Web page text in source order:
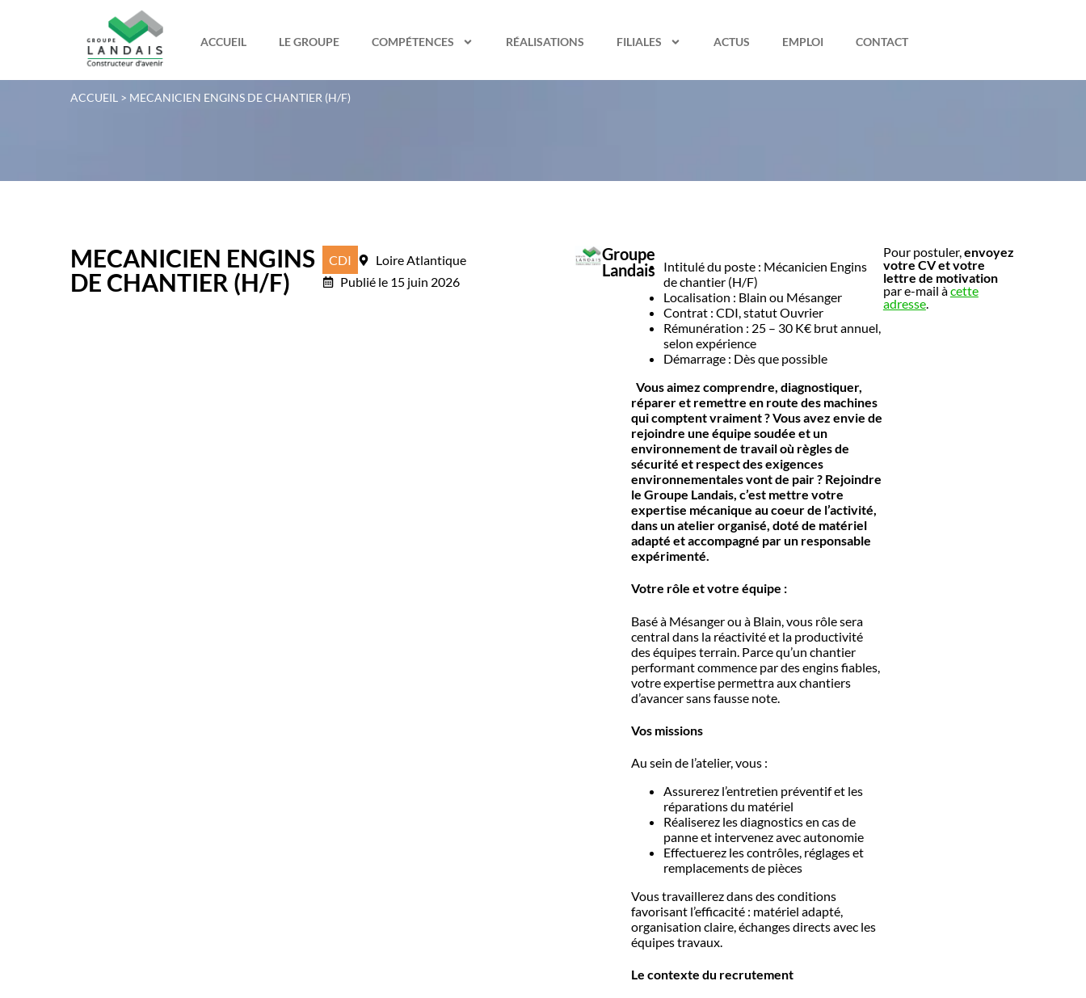
ACCUEIL LE GROUPE COMPÉTENCES RÉALISATIONS FILIALES ACTUS EMPLOI CONTACT
ACCUEIL > MECANICIEN ENGINS DE CHANTIER (H/F)
MECANICIEN ENGINS
DE CHANTIER (H/F)
CDI
Loire Atlantique
Publié le 15 juin 2026
Groupe
Landais
Intitulé du poste : Mécanicien Engins
de chantier (H/F)
Localisation : Blain ou Mésanger
Contrat : CDI, statut Ouvrier
Rémunération : 25 – 30 K€ brut annuel,
selon expérience
Démarrage : Dès que possible
Vous aimez comprendre, diagnostiquer,
réparer et remettre en route des machines
qui comptent vraiment ?Vous avez envie de
rejoindre une équipe soudée et un
environnement de travail où règles de
sécurité et respect des exigences
environnementales vont de pair ? Rejoindre
le Groupe Landais, c’est mettre votre
expertise mécanique au coeur de l’activité,
dans un atelier organisé, doté de matériel
adapté et accompagné par un responsable
expérimenté.
Votre rôle et votre équipe :
Basé à Mésanger ou à Blain, vous rôle sera
central dans la réactivité et la productivité
des équipes terrain. Parce qu’un chantier
performant commence par des engins fiables,
votre expertise permettra aux chantiers
d’avancer sans fausse note.
Vos missions
Au sein de l’atelier, vous :
Assurerez l’entretien préventif et les
réparations du matériel
Réaliserez les diagnostics en cas de
panne et intervenez avec autonomie
Effectuerez les contrôles, réglages et
remplacements de pièces
Vous travaillerez dans des conditions
favorisant l’efficacité : matériel adapté,
organisation claire, échanges directs avec les
équipes travaux.
Le contexte du recrutement
Pour postuler,envoyez
votre CV et votre
lettre de motivation
par e-mail àcette
adresse.